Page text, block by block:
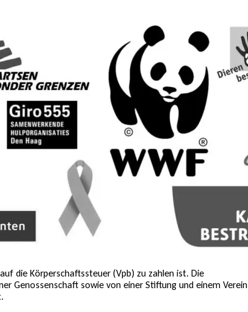
die Körperschaftssteuer (Vpb) zu zahlen ist. Die
Genossenschaft sowie von einer Stiftung und einem Verein